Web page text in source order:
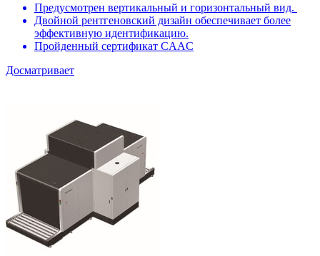
Предусмотрен вертикальный и горизонтальный вид.
Двойной рентгеновский дизайн обеспечивает более
эффективную идентификацию.
Пройденный сертификат CAAC
Досматривает